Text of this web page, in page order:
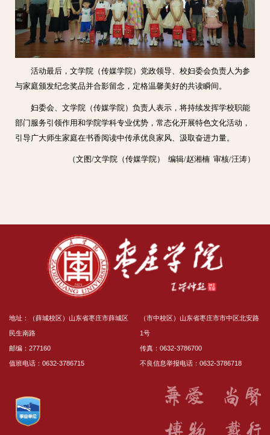
活动最后，文学院（传媒学院）党政领导、校妇委会负责人为参
与家庭颁发纪念奖品并合影留念，定格温馨美好的共读瞬间。
妇委会、文学院（传媒学院）负责人表示，将持续发挥学校职能
部门服务引领作用和学院学科专业优势，常态化开展特色文化活动，
引导广大师生家庭在书香阅读中传承优良家风、汲取奋进力量。
（文图/文学院（传媒学院） 编辑/赵湘楠 审核/汪涛）
地址：（薛城校区）山东省枣庄市薛城区
民生南路
邮编：277160
值班电话：0632-3786715
（市中校区）山东省枣庄市市中区北安路
1号
传真：0632-3786700
不良信息举报电话：0632-3786718